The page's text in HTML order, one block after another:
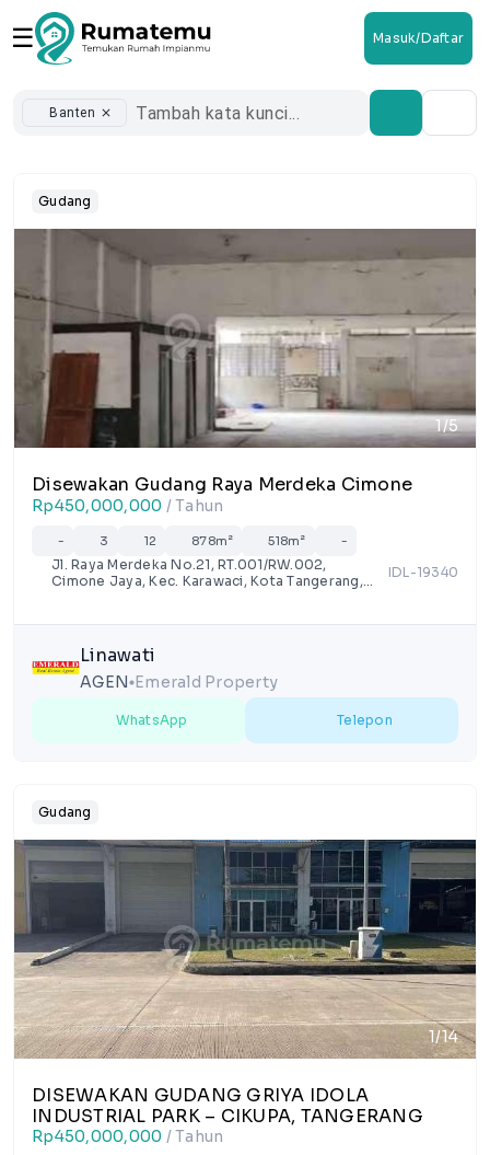
☰ Masuk/Daftar
Banten close
Gudang
1/5
Disewakan Gudang Raya Merdeka Cimone
Rp450,000,000 / Tahun
- 3 12 878m² 518m² -
Jl. Raya Merdeka No.21, RT.001/RW.002,
Cimone Jaya, Kec. Karawaci, Kota Tangerang,
IDL-19340
Linawati
AGEN lens Emerald Property
WhatsApp Telepon
Gudang
1/14
DISEWAKAN GUDANG GRIYA IDOLA
INDUSTRIAL PARK – CIKUPA, TANGERANG
Rp450,000,000 / Tahun